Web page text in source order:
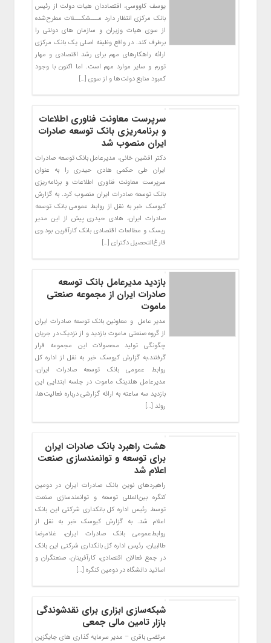
یوسف کاووسی، اقتصاددان هیات دولت از رئیس
بانک مرکزی انتظار دارد مـــشکـــلات مطرح‌شده
از سوی هیات وزیران و سازمان های دولتی را
برطرف کند. در واقع وظیفه اصلی یک بانک مرکزی
ارائه راهکارهای مهم برای رشد اقتصادی و مهار
تورم و سایر موارد مهم است. اما اکنون با وجود
کمبود منابع دولت‌ها و از سوی […]
سرپرست معاونت فناوری اطلاعات
و برنامه‌ریزی بانک توسعه صادرات
ایران منصوب شد
دکتر افشین خانی، مدیرعامل بانک توسعه صادرات
ایران طی حکمی هادی حیدری را به عنوان
سرپرست معاونت فناوری اطلاعات و برنامه‌ریزی
بانک توسعه صادرات ایران منصوب کرد. به گزارش
کیوسک خبر به نقل از روابط عمومی بانک توسعه
صادرات ایران، هادی حیدری پیش از این مدیر
ریسک و مطالعات اقتصادی بانک کارآفرین بود.وی
فارغ‌التحصیل دکترای […]
بازدید مدیرعامل بانک توسعه
صادرات ایران از مجموعه صنعتی
ماموت
مدیر عامل و معاونین بانک توسعه صادرات ایران
از گروه صنعتی ماموت بازدید و از نزدیک در جریان
چگونگی تولید محصولات این مجموعه قرار
گرفتند.به گزارش کیوسک خبر به نقل از اداره کل
روابط عمومی بانک توسعه صادرات ایران،
مدیرعامل هلدینگ ماموت در جلسه ابتدایی این
بازدید سه ساعته به ارائه گزارشی درباره فعالیت‌ها،
روند […]
هشت راهبرد بانک صادرات ایران
برای توسعه و توانمندسازی صنعت
اعلام شد
​راهبردهای نوین بانک صادرات ایران در دومین
کنگره بین‌المللی توسعه و توانمندسازی صنعت
توسط رئیس اداره کل بانکداری شرکتی این بانک
اعلام شد. به گزارش کیوسک خبر به نقل از
روابط‌عمومی بانک صادرات ایران، غلامرضا
طالبیان، رئیس اداره کل بانکداری شرکتی این بانک
در جمع فعالان اقتصادی، کارآفرینان، صنعتگران و
اساتید دانشگاه در دومین کنگره […]
شبکه‌سازی ابزاری برای نقدشوندگی
بازار تامین مالی جمعی
مرتضی باقری – مدیر سرمایه گذاری های جایگزین